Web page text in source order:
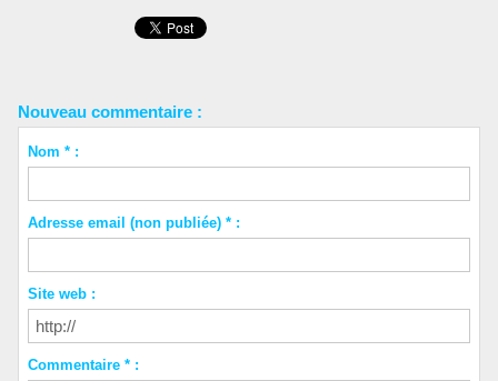
Nouveau commentaire :
Nom * :
Adresse email (non publiée) * :
Site web :
Commentaire * :